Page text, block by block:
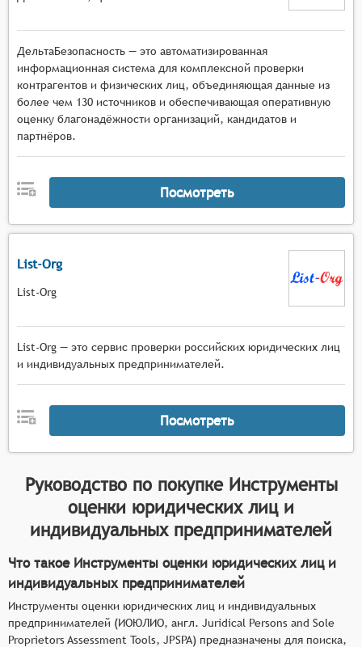
ДельтаБезопасность — это автоматизированная
информационная система для комплексной проверки
контрагентов и физических лиц, объединяющая данные из
более чем 130 источников и обеспечивающая оперативную
оценку благонадёжности организаций, кандидатов и
партнёров.
Посмотреть
List-Org
List-Org
List-Org — это сервис проверки российских юридических лиц
и индивидуальных предпринимателей.
Посмотреть
Руководство по покупке Инструменты
оценки юридических лиц и
индивидуальных предпринимателей
Что такое Инструменты оценки юридических лиц и
индивидуальных предпринимателей
Инструменты оценки юридических лиц и индивидуальных
предпринимателей (ИОЮЛИО, англ. Juridical Persons and Sole
Proprietors Assessment Tools, JPSPA) предназначены для поиска,